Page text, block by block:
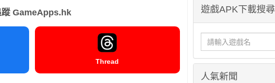
蹤 GameApps.hk
Thread
遊戲APK下載搜尋
人氣新聞